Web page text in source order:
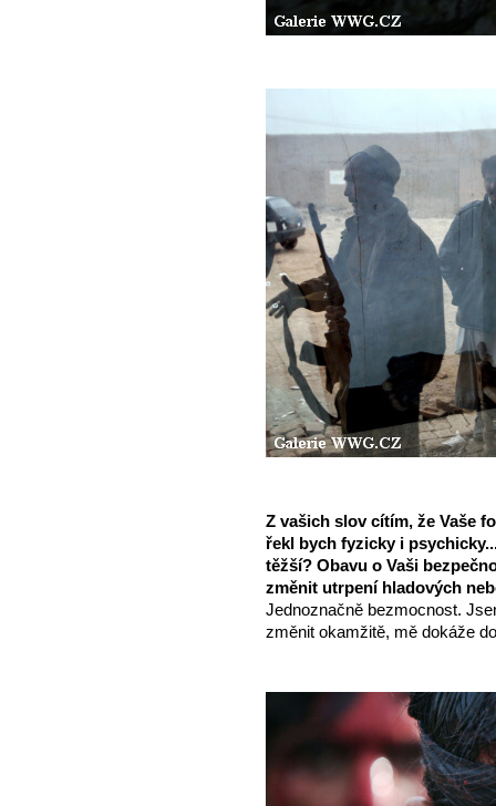
Z vašich slov cítím, že Vaše
řekl bych fyzicky i
těžší? Obavu o Vaši
změnit utrpení hladových
Jednoznačně bezmocnost.
změnit okamžitě, mě dokáže